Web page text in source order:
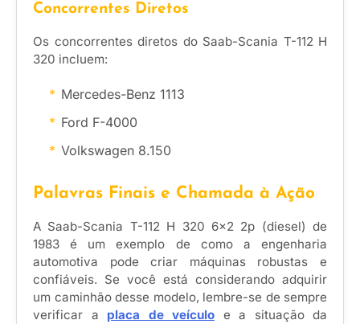
Concorrentes Diretos
Os concorrentes diretos do Saab-Scania T-112 H
320 incluem:
Mercedes-Benz 1113
Ford F-4000
Volkswagen 8.150
Palavras Finais e Chamada à Ação
A Saab-Scania T-112 H 320 6×2 2p (diesel) de
1983 é um exemplo de como a engenharia
automotiva pode criar máquinas robustas e
confiáveis. Se você está considerando adquirir
um caminhão desse modelo, lembre-se de sempre
verificar a placa de veículo e a situação da